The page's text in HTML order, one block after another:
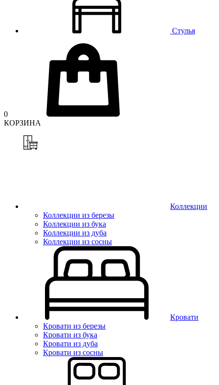
Стулья
0
КОРЗИНА
Коллекции
Коллекции из березы
Коллекции из бука
Коллекции из дуба
Коллекции из сосны
Кровати
Кровати из березы
Кровати из бука
Кровати из дуба
Кровати из сосны